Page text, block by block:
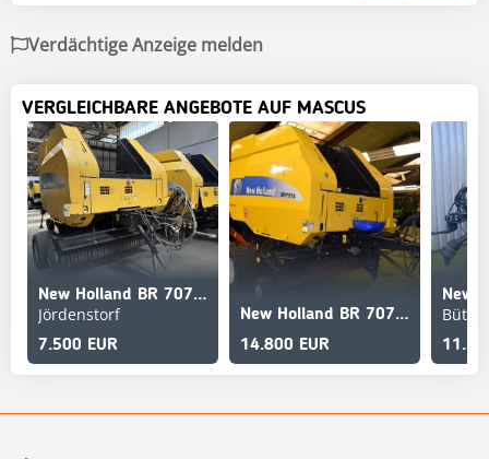
Verdächtige Anzeige melden
VERGLEICHBARE ANGEBOTE AUF MASCUS
New Holland BR 7070 RC
Jördenstorf
7.500 EUR
New Holland BR 7070 Crop Cutter
14.800 EUR
New